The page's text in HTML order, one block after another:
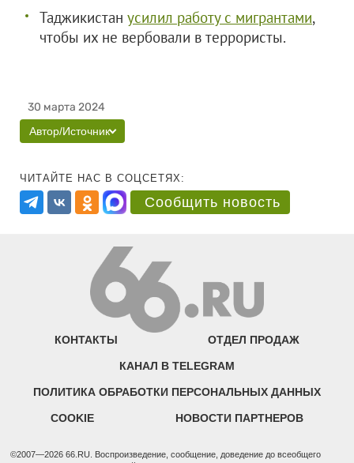
Таджикистан усилил работу с мигрантами,
чтобы их не вербовали в террористы.
30 марта 2024
Автор/Источник
ЧИТАЙТЕ НАС В СОЦСЕТЯХ:
Сообщить новость
КОНТАКТЫ ОТДЕЛ ПРОДАЖ
КАНАЛ В TELEGRAM
ПОЛИТИКА ОБРАБОТКИ ПЕРСОНАЛЬНЫХ ДАННЫХ
COOKIE НОВОСТИ ПАРТНЕРОВ
©2007—2026 66.RU. Воспроизведение, сообщение, доведение до всеобщего